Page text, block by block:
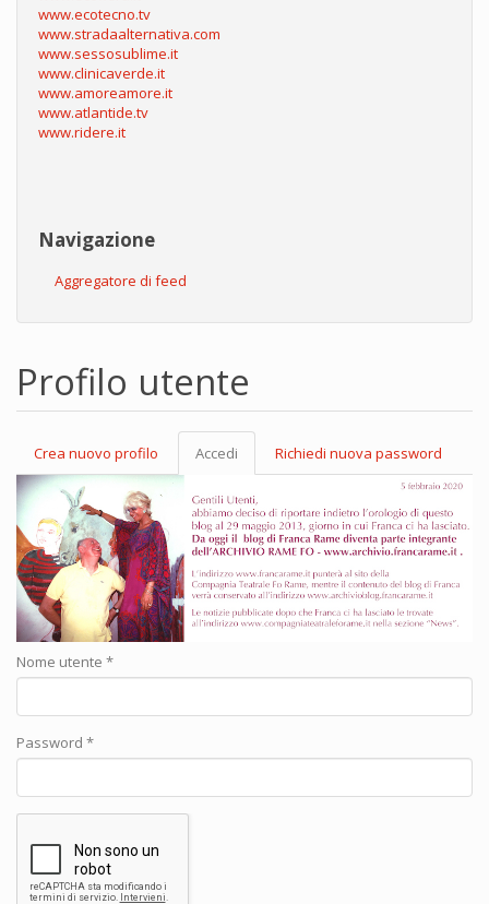
www.ecotecno.tv
www.stradaalternativa.com
www.sessosublime.it
www.clinicaverde.it
www.amoreamore.it
www.atlantide.tv
www.ridere.it
Navigazione
Aggregatore di feed
Profilo utente
Schede primarie
Crea nuovo profilo Accedi (scheda
attiva)
Richiedi nuova password
Nome utente *
Password *